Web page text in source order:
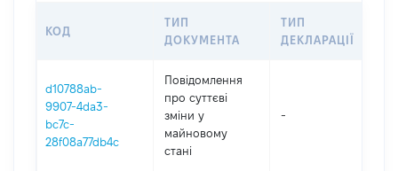
КОД
ТИП
ДОКУМЕНТА
ТИП
ДЕКЛАРАЦІЇ
d10788ab-
9907-4da3-
bc7c-
28f08a77db4c
Повідомлення
про суттєві
зміни y
майновому
стані
-